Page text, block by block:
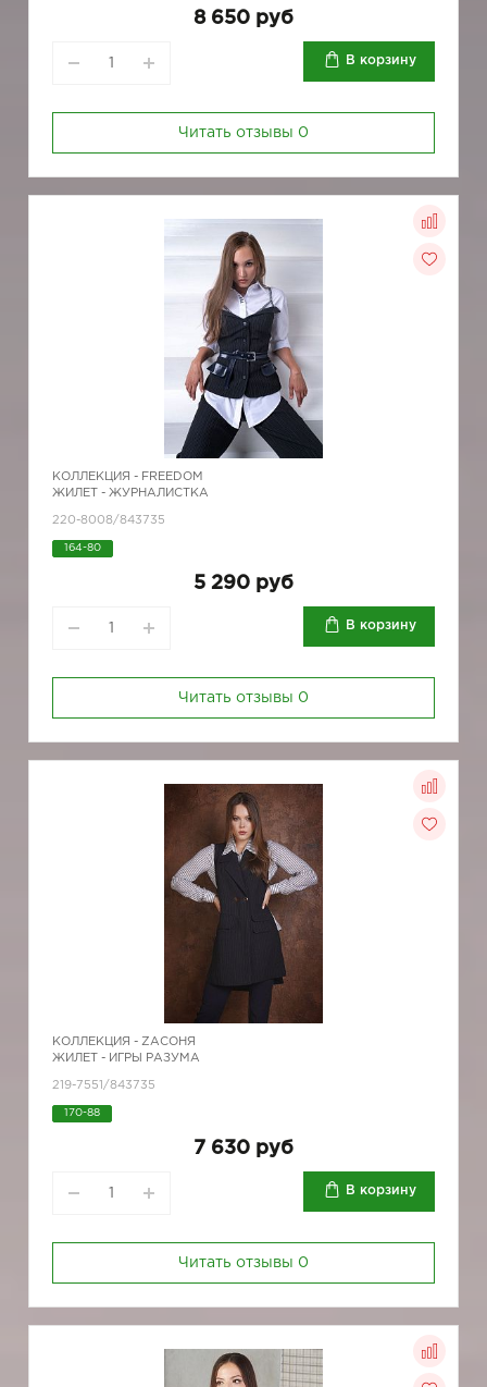
8 650 руб
В корзину
Читать отзывы 0
КОЛЛЕКЦИЯ - FREEDOM
ЖИЛЕТ - ЖУРНАЛИСТКА
220-8008/843735
164-80
5 290 руб
В корзину
Читать отзывы 0
КОЛЛЕКЦИЯ - ZAСОНЯ
ЖИЛЕТ - ИГРЫ РАЗУМА
219-7551/843735
170-88
7 630 руб
В корзину
Читать отзывы 0